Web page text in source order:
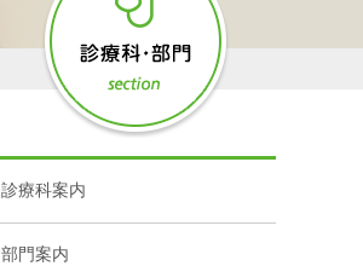
診療科案内
部門案内